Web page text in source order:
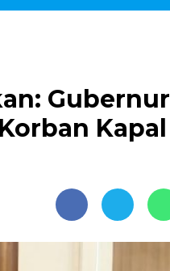
Gubernur
Kapal